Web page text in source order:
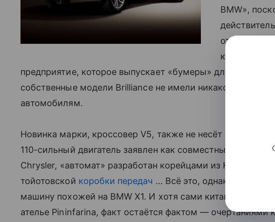
BMW»,
отношения:
китайцы
предприятие, которое выпускает «бумеры» для
собственные модели Brilliance не имели никакого
автомобилям.
Новинка марки, кроссовер V5, также не несёт в себе
110-сильный двигатель заявлен как совместный проект
Chrysler, «автомат» разработан корейцами из Hyundai,
тойотовской коробки передач ... Всё это, однако, не
машину похожей на BMW X1. И хотя сами китайцы
ателье Pininfarina, факт остаётся фактом ― очертаниями